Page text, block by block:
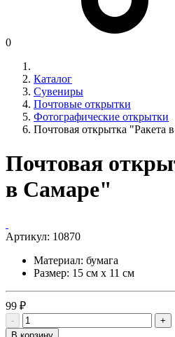
0
Каталог
Сувениры
Почтовые открытки
Фотографические открытки
Почтовая открытка "Ракета
Почтовая
в Самаре"
Артикул: 10870
Материал: бумага
Размер: 15 см х 11 см
99 ₽
-
+